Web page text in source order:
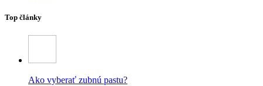
Top články
Ako vyberať zubnú pastu?